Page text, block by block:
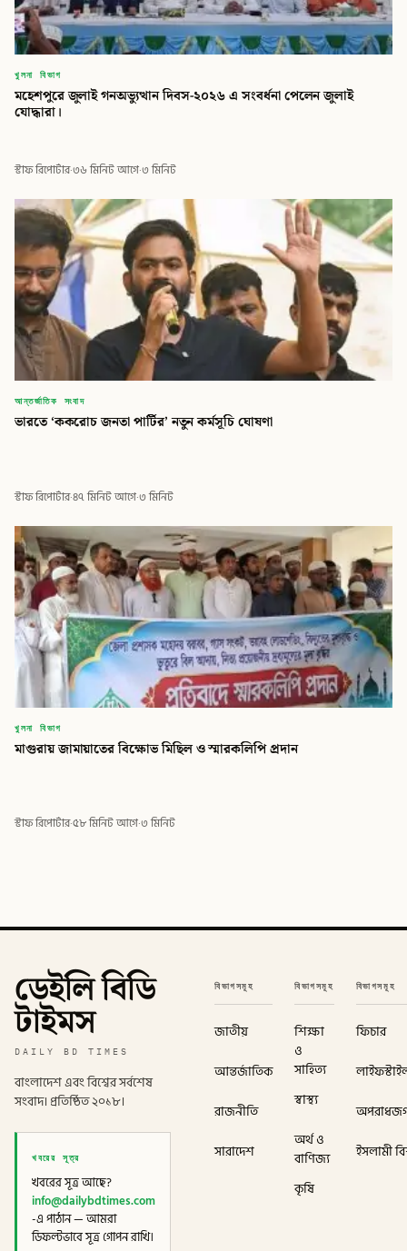
খুলনা বিভাগ
মহেশপুরে জুলাই গনঅভ্যুত্থান দিবস-২০২৬ এ সংবর্ধনা পেলেন জুলাই
যোদ্ধারা।
স্টাফ রিপোর্টার·৩৬ মিনিট আগে·৩ মিনিট
আন্তর্জাতিক সংবাদ
ভারতে ‘ককরোচ জনতা পার্টির’ নতুন কর্মসূচি ঘোষণা
স্টাফ রিপোর্টার·৪৭ মিনিট আগে·৩ মিনিট
খুলনা বিভাগ
মাগুরায় জামায়াতের বিক্ষোভ মিছিল ও স্মারকলিপি প্রদান
স্টাফ রিপোর্টার·৫৮ মিনিট আগে·৩ মিনিট
ডেইলি বিডি
টাইমস
DAILY BD TIMES
বাংলাদেশ এবং বিশ্বের সর্বশেষ
সংবাদ। প্রতিষ্ঠিত ২০১৮।
খবরের সূত্র
খবরের সূত্র আছে?
info@dailybdtimes.com
-এ পাঠান — আমরা
ডিফল্টভাবে সূত্র গোপন রাখি।
বিভাগসমূহ
জাতীয়
আন্তর্জাতিক
রাজনীতি
সারাদেশ
বিভাগসমূহ
শিক্ষা
ও
সাহিত্য
স্বাস্থ্য
অর্থ ও
বাণিজ্য
কৃষি
বিভাগসমূহ
ফিচার
ইসলামী